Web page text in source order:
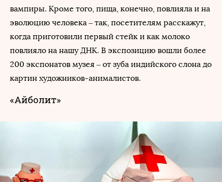
вампиры. Кроме того, пища, конечно, повлияла и на
эволюцию человека – так, посетителям расскажут,
когда приготовили первый стейк и как молоко
повлияло на нашу ДНК. В экспозицию вошли более
200 экспонатов музея – от зуба индийского слона до
картин художников-анималистов.
«Айболит»